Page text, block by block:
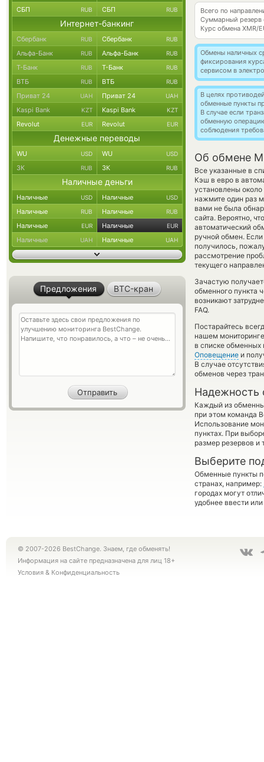
Всего по
Суммарный резерв
Курс обмена XMR/
Обмены наличных
фиксирования
сервисом в
В целях
обменные пункты
В случае если
обменную
соблюдения
Об обмене
Все указанные в
Кэш в евро в
установлены
нажмите один раз
вами не была
сайта. Вероятно,
автоматический
ручной обмен.
получилось,
рассмотрение
текущего
Зачастую
обменного пункта
возникают
FAQ.
Постарайтесь
нашем
в списке обменных
Оповещение и
В случае
обменов через
Надежность
Каждый из
при этом команда
Использование
пунктах. При
размер резервов и
Выберите
Обменные пункты
странах, например:
городах могут
удобнее ввести
СБП RUB СБП RUB
Интернет-банкинг
Сбербанк RUB Сбербанк RUB
Альфа-Банк RUB Альфа-Банк RUB
Т-Банк RUB Т-Банк RUB
ВТБ RUB ВТБ RUB
Приват 24 UAH Приват 24 UAH
Kaspi Bank KZT Kaspi Bank KZT
Revolut EUR Revolut EUR
Денежные переводы
WU USD WU USD
ЗК RUB ЗК RUB
Наличные деньги
Наличные USD Наличные USD
Наличные RUB Наличные RUB
Наличные EUR Наличные EUR
Наличные UAH Наличные UAH
Предложения BTC-кран
© 2007-2026 BestChange. Знаем, где обменять!
Информация на сайте предназначена для лиц 18+
Условия & Конфиденциальность